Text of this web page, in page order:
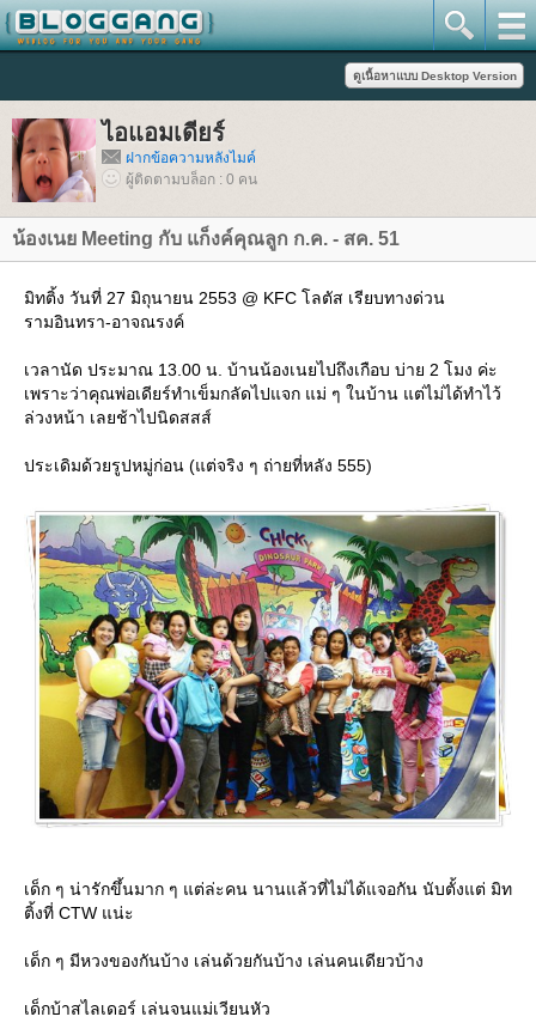
ไอแอมเดียร์
ฝากข้อความหลังไมค์
ผู้ติดตามบล็อก : 0 คน
น้องเนย Meeting กับ แก็งค์คุณลูก ก.ค. - สค. 51
มิทติ้ง วันที่ 27 มิถุนายน 2553 @ KFC โลตัส เรียบทางด่วน
รามอินทรา-อาจณรงค์
เวลานัด ประมาณ 13.00 น. บ้านน้องเนยไปถึงเกือบ บ่าย 2 โมง ค่ะ
เพราะว่าคุณพ่อเดียร์ทำเข็มกลัดไปแจก แม่ ๆ ในบ้าน แต่ไม่ได้ทำไว้
ล่วงหน้า เลยช้าไปนิดสสส์
ประเดิมด้วยรูปหมู่ก่อน (แต่จริง ๆ ถ่ายที่หลัง 555)
เด็ก ๆ น่ารักขึ้นมาก ๆ แต่ล่ะคน นานแล้วที่ไม่ได้แจอกัน นับตั้งแต่ มิท
ติ้งที่ CTW แน่ะ
เด็ก ๆ มีหวงของกันบ้าง เล่นด้วยกันบ้าง เล่นคนเดียวบ้าง
เด็กบ้าสไลเดอร์ เล่นจนแม่เวียนหัว